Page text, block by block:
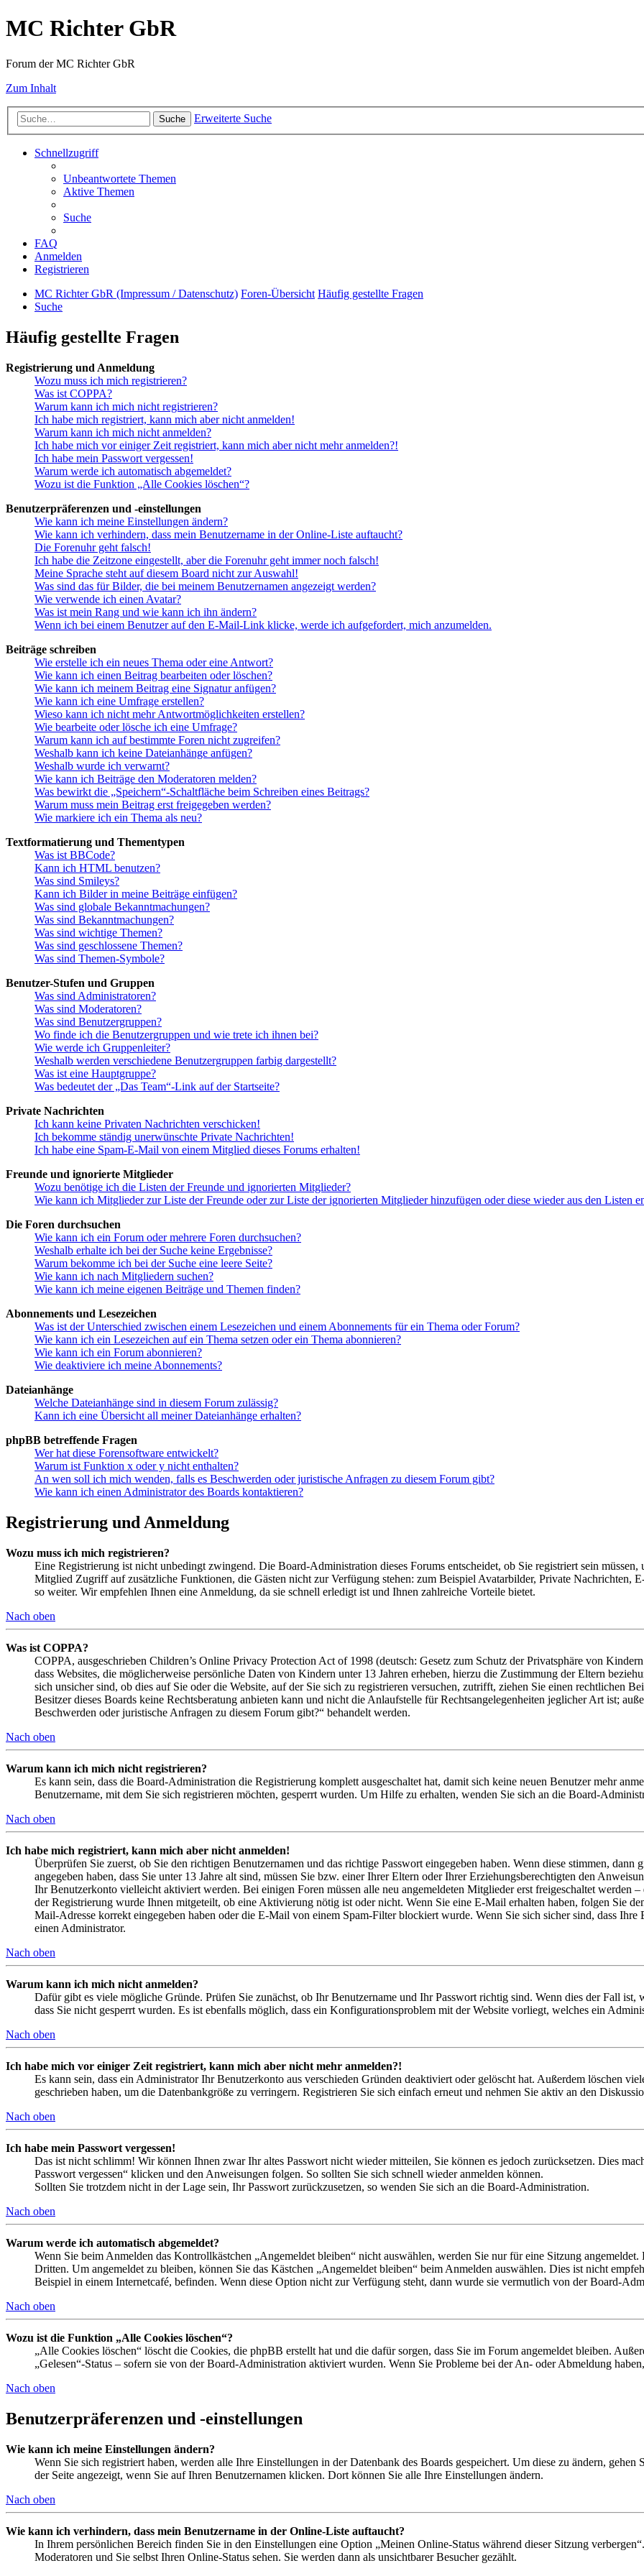
MC Richter GbR
Forum der MC Richter GbR
Zum Inhalt
Suche Erweiterte Suche
Schnellzugriff
Unbeantwortete Themen
Aktive Themen
Suche
FAQ
Anmelden
Registrieren
MC Richter GbR (Impressum / Datenschutz) Foren-Übersicht Häufig gestellte Fragen
Suche
Häufig gestellte Fragen
Registrierung und Anmeldung
Wozu muss ich mich registrieren?
Was ist COPPA?
Warum kann ich mich nicht registrieren?
Ich habe mich registriert, kann mich aber nicht anmelden!
Warum kann ich mich nicht anmelden?
Ich habe mich vor einiger Zeit registriert, kann mich aber nicht mehr anmelden?!
Ich habe mein Passwort vergessen!
Warum werde ich automatisch abgemeldet?
Wozu ist die Funktion „Alle Cookies löschen“?
Benutzerpräferenzen und -einstellungen
Wie kann ich meine Einstellungen ändern?
Wie kann ich verhindern, dass mein Benutzername in der Online-Liste auftaucht?
Die Forenuhr geht falsch!
Ich habe die Zeitzone eingestellt, aber die Forenuhr geht immer noch falsch!
Meine Sprache steht auf diesem Board nicht zur Auswahl!
Was sind das für Bilder, die bei meinem Benutzernamen angezeigt werden?
Wie verwende ich einen Avatar?
Was ist mein Rang und wie kann ich ihn ändern?
Wenn ich bei einem Benutzer auf den E-Mail-Link klicke, werde ich aufgefordert, mich anzumelden.
Beiträge schreiben
Wie erstelle ich ein neues Thema oder eine Antwort?
Wie kann ich einen Beitrag bearbeiten oder löschen?
Wie kann ich meinem Beitrag eine Signatur anfügen?
Wie kann ich eine Umfrage erstellen?
Wieso kann ich nicht mehr Antwortmöglichkeiten erstellen?
Wie bearbeite oder lösche ich eine Umfrage?
Warum kann ich auf bestimmte Foren nicht zugreifen?
Weshalb kann ich keine Dateianhänge anfügen?
Weshalb wurde ich verwarnt?
Wie kann ich Beiträge den Moderatoren melden?
Was bewirkt die „Speichern“-Schaltfläche beim Schreiben eines Beitrags?
Warum muss mein Beitrag erst freigegeben werden?
Wie markiere ich ein Thema als neu?
Textformatierung und Thementypen
Was ist BBCode?
Kann ich HTML benutzen?
Was sind Smileys?
Kann ich Bilder in meine Beiträge einfügen?
Was sind globale Bekanntmachungen?
Was sind Bekanntmachungen?
Was sind wichtige Themen?
Was sind geschlossene Themen?
Was sind Themen-Symbole?
Benutzer-Stufen und Gruppen
Was sind Administratoren?
Was sind Moderatoren?
Was sind Benutzergruppen?
Wo finde ich die Benutzergruppen und wie trete ich ihnen bei?
Wie werde ich Gruppenleiter?
Weshalb werden verschiedene Benutzergruppen farbig dargestellt?
Was ist eine Hauptgruppe?
Was bedeutet der „Das Team“-Link auf der Startseite?
Private Nachrichten
Ich kann keine Privaten Nachrichten verschicken!
Ich bekomme ständig unerwünschte Private Nachrichten!
Ich habe eine Spam-E-Mail von einem Mitglied dieses Forums erhalten!
Freunde und ignorierte Mitglieder
Wozu benötige ich die Listen der Freunde und ignorierten Mitglieder?
Wie kann ich Mitglieder zur Liste der Freunde oder zur Liste der ignorierten Mitglieder hinzufügen oder diese wieder aus den Listen
Die Foren durchsuchen
Wie kann ich ein Forum oder mehrere Foren durchsuchen?
Weshalb erhalte ich bei der Suche keine Ergebnisse?
Warum bekomme ich bei der Suche eine leere Seite?
Wie kann ich nach Mitgliedern suchen?
Wie kann ich meine eigenen Beiträge und Themen finden?
Abonnements und Lesezeichen
Was ist der Unterschied zwischen einem Lesezeichen und einem Abonnements für ein Thema oder Forum?
Wie kann ich ein Lesezeichen auf ein Thema setzen oder ein Thema abonnieren?
Wie kann ich ein Forum abonnieren?
Wie deaktiviere ich meine Abonnements?
Dateianhänge
Welche Dateianhänge sind in diesem Forum zulässig?
Kann ich eine Übersicht all meiner Dateianhänge erhalten?
phpBB betreffende Fragen
Wer hat diese Forensoftware entwickelt?
Warum ist Funktion x oder y nicht enthalten?
An wen soll ich mich wenden, falls es Beschwerden oder juristische Anfragen zu diesem Forum gibt?
Wie kann ich einen Administrator des Boards kontaktieren?
Registrierung und Anmeldung
Wozu muss ich mich registrieren?
Eine Registrierung ist nicht unbedingt zwingend. Die Board-Administration dieses Forums entscheidet, ob Sie registriert sein
Mitglied Zugriff auf zusätzliche Funktionen, die Gästen nicht zur Verfügung stehen: zum Beispiel Avatarbilder, Private Nachrichten,
so weiter. Wir empfehlen Ihnen eine Anmeldung, da sie schnell erledigt ist und Ihnen zahlreiche Vorteile bietet.
Nach oben
Was ist COPPA?
COPPA, ausgeschrieben Children’s Online Privacy Protection Act of 1998 (deutsch: Gesetz zum Schutz der Privatsphäre von
dass Websites, die möglicherweise persönliche Daten von Kindern unter 13 Jahren erheben, hierzu die Zustimmung der Eltern
sich unsicher sind, ob dies auf Sie oder die Website, auf der Sie sich zu registrieren versuchen, zutrifft, ziehen Sie einen rechtlichen
Besitzer dieses Boards keine Rechtsberatung anbieten kann und nicht die Anlaufstelle für Rechtsangelegenheiten jeglicher Art ist;
Beschwerden oder juristische Anfragen zu diesem Forum gibt?“ behandelt werden.
Nach oben
Warum kann ich mich nicht registrieren?
Es kann sein, dass die Board-Administration die Registrierung komplett ausgeschaltet hat, damit sich keine neuen Benutzer mehr
Benutzername, mit dem Sie sich registrieren möchten, gesperrt wurden. Um Hilfe zu erhalten, wenden Sie sich an die Board-
Nach oben
Ich habe mich registriert, kann mich aber nicht anmelden!
Überprüfen Sie zuerst, ob Sie den richtigen Benutzernamen und das richtige Passwort eingegeben haben. Wenn diese stimmen, dann
angegeben haben, dass Sie unter 13 Jahre alt sind, müssen Sie bzw. einer Ihrer Eltern oder Ihrer Erziehungsberechtigten den
Ihr Benutzerkonto vielleicht aktiviert werden. Bei einigen Foren müssen alle neu angemeldeten Mitglieder erst freigeschaltet werden
der Registrierung wurde Ihnen mitgeteilt, ob eine Aktivierung nötig ist oder nicht. Wenn Sie eine E-Mail erhalten haben, folgen Sie
Mail-Adresse korrekt eingegeben haben oder die E-Mail von einem Spam-Filter blockiert wurde. Wenn Sie sich sicher sind, dass
einen Administrator.
Nach oben
Warum kann ich mich nicht anmelden?
Dafür gibt es viele mögliche Gründe. Prüfen Sie zunächst, ob Ihr Benutzername und Ihr Passwort richtig sind. Wenn dies der Fall ist,
dass Sie nicht gesperrt wurden. Es ist ebenfalls möglich, dass ein Konfigurationsproblem mit der Website vorliegt, welches ein
Nach oben
Ich habe mich vor einiger Zeit registriert, kann mich aber nicht mehr anmelden?!
Es kann sein, dass ein Administrator Ihr Benutzerkonto aus verschieden Gründen deaktiviert oder gelöscht hat. Außerdem löschen
geschrieben haben, um die Datenbankgröße zu verringern. Registrieren Sie sich einfach erneut und nehmen Sie aktiv an den
Nach oben
Ich habe mein Passwort vergessen!
Das ist nicht schlimm! Wir können Ihnen zwar Ihr altes Passwort nicht wieder mitteilen, Sie können es jedoch zurücksetzen. Dies
Passwort vergessen“ klicken und den Anweisungen folgen. So sollten Sie sich schnell wieder anmelden können.
Sollten Sie trotzdem nicht in der Lage sein, Ihr Passwort zurückzusetzen, so wenden Sie sich an die Board-Administration.
Nach oben
Warum werde ich automatisch abgemeldet?
Wenn Sie beim Anmelden das Kontrollkästchen „Angemeldet bleiben“ nicht auswählen, werden Sie nur für eine Sitzung
Dritten. Um angemeldet zu bleiben, können Sie das Kästchen „Angemeldet bleiben“ beim Anmelden auswählen. Dies ist nicht
Beispiel in einem Internetcafé, befinden. Wenn diese Option nicht zur Verfügung steht, dann wurde sie vermutlich von der Board-
Nach oben
Wozu ist die Funktion „Alle Cookies löschen“?
„Alle Cookies löschen“ löscht die Cookies, die phpBB erstellt hat und die dafür sorgen, dass Sie im Forum angemeldet bleiben.
„Gelesen“-Status – sofern sie von der Board-Administration aktiviert wurden. Wenn Sie Probleme bei der An- oder Abmeldung
Nach oben
Benutzerpräferenzen und -einstellungen
Wie kann ich meine Einstellungen ändern?
Wenn Sie sich registriert haben, werden alle Ihre Einstellungen in der Datenbank des Boards gespeichert. Um diese zu ändern,
der Seite angezeigt, wenn Sie auf Ihren Benutzernamen klicken. Dort können Sie alle Ihre Einstellungen ändern.
Nach oben
Wie kann ich verhindern, dass mein Benutzername in der Online-Liste auftaucht?
In Ihrem persönlichen Bereich finden Sie in den Einstellungen eine Option „Meinen Online-Status während dieser Sitzung
Moderatoren und Sie selbst Ihren Online-Status sehen. Sie werden dann als unsichtbarer Besucher gezählt.